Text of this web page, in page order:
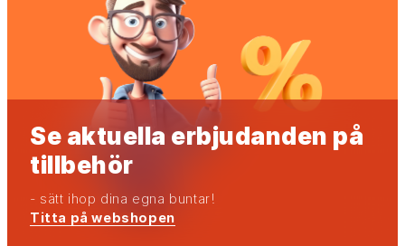
Se aktuella erbjudanden på
tillbehör
- sätt ihop dina egna buntar!
Titta på webshopen